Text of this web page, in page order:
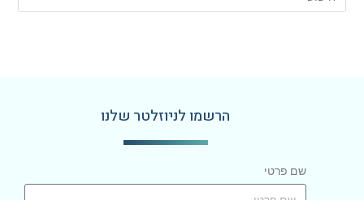
הרשמו לניוזלטר שלנו
שם פרטי